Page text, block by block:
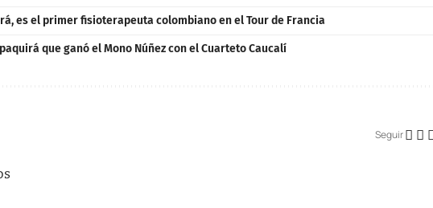
es el primer fisioterapeuta colombiano en el Tour de Francia
que ganó el Mono Núñez con el Cuarteto Caucalí
Seguir